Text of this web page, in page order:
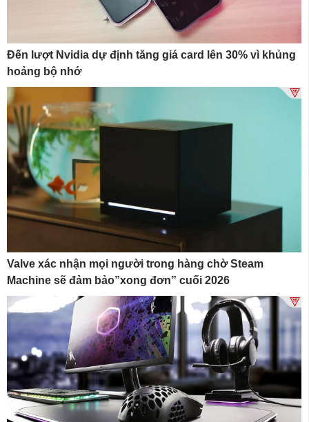
Đến lượt Nvidia dự định tăng giá card lên 30% vì khủng
hoảng bộ nhớ
Valve xác nhận mọi người trong hàng chờ Steam
Machine sẽ đảm bảo”xong đơn” cuối 2026